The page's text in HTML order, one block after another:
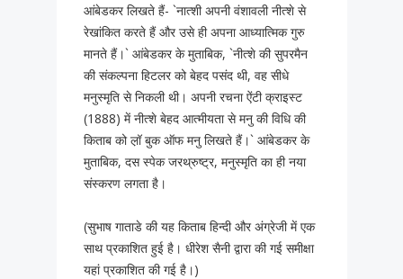
आंबेडकर लिखते हैं- `नात्शी अपनी वंशावली नीत्शे से
रेखांकित करते हैं और उसे ही अपना आध्यात्मिक गुरु
मानते हैं।` आंबेडकर के मुताबिक, `नीत्शे की सुपरमैन
की संकल्पना हिटलर को बेहद पसंद थी, वह सीधे
मनुस्मृति से निकली थी। अपनी रचना ऐंटी क्राइस्ट
(1888) में नीत्शे बेहद आत्मीयता से मनु की विधि की
किताब को ल़ॉ बुक ऑफ मनु लिखते हैं।` आंबेडकर के
मुताबिक, दस स्पेक जरथ्रुष्ट्र, मनुस्मृति का ही नया
संस्करण लगता है।
(सुभाष गाताडे की यह किताब हिन्दी और अंग्रेजी में एक
साथ प्रकाशित हुई है। धीरेश सैनी द्वारा की गई समीक्षा
यहां प्रकाशित की गई है।)